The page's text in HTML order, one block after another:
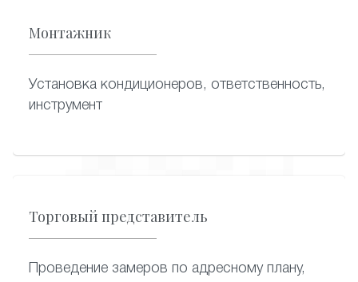
Монтажник
Установка кондиционеров, ответственность,
инструмент
Торговый представитель
Проведение замеров по адресному плану,